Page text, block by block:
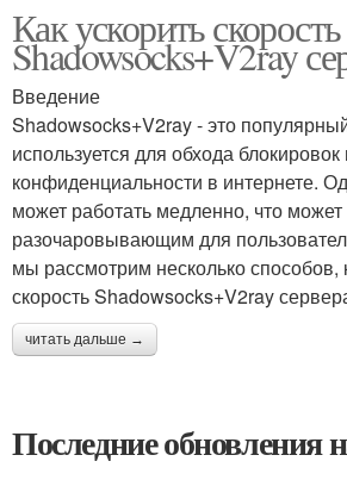
Как ускорить скорость
Shadowsocks+V2ray
Введение
Shadowsocks+V2ray - это
используется для обхода
конфиденциальности в интернете.
может работать медленно, что
разочаровывающим для
мы рассмотрим несколько способов,
скорость Shadowsocks+V2ray
читать дальше →
Последние обновления